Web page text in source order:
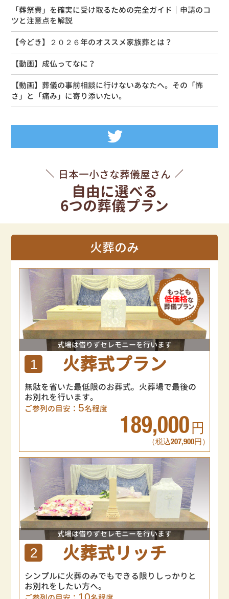
「葬祭費」を確実に受け取るための完全ガイド｜申請のコ
ツと注意点を解説
【今どき】２０２６年のオススメ家族葬とは？
【動画】成仏ってなに？
【動画】葬儀の事前相談に行けないあなたへ。その「怖
さ」と「痛み」に寄り添いたい。
日本一小さな葬儀屋さん
自由に選べる
6つの葬儀プラン
火葬のみ
式場は借りずセレモニーを行います
1 火葬式プラン
無駄を省いた最低限のお葬式。火葬場で最後の
お別れを行います。
ご参列の目安： 5名程度
189,000 円
（税込207,900円）
式場は借りずセレモニーを行います
2 火葬式リッチ
シンプルに火葬のみでもできる限りしっかりと
お別れをしたい方へ。